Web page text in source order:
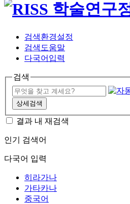
검색환경설정
검색도움말
다국어입력
검색
상세검색
결과 내 재검색
인기 검색어
다국어 입력
히라가나
가타카나
중국어